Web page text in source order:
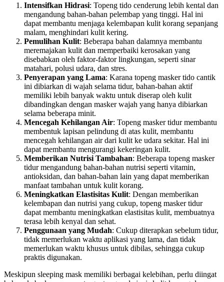
Intensifkan Hidrasi: Topeng tido cenderung lebih kental dan
mengandung bahan-bahan pelembap yang tinggi. Hal ini
dapat membantu menjaga kelembapan kulit korang sepanjang
malam, menghindari kulit kering.
Pemulihan Kulit: Beberapa bahan dalamnya membantu
meremajakan kulit dan memperbaiki kerosakan yang
disebabkan oleh faktor-faktor lingkungan, seperti sinar
matahari, polusi udara, dan stres.
Penyerapan yang Lama: Karana topeng masker tido cantik
ini dibiarkan di wajah selama tidur, bahan-bahan aktif
memiliki lebih banyak waktu untuk diserap oleh kulit
dibandingkan dengan masker wajah yang hanya dibiarkan
selama beberapa minit.
Mencegah Kehilangan Air: Topeng masker tidur membantu
membentuk lapisan pelindung di atas kulit, membantu
mencegah kehilangan air dari kulit ke udara sekitar. Hal ini
dapat membantu mengurangi kekeringan kulit.
Memberikan Nutrisi Tambahan: Beberapa topeng masker
tidur mengandung bahan-bahan nutrisi seperti vitamin,
antioksidan, dan bahan-bahan lain yang dapat memberikan
manfaat tambahan untuk kulit korang.
Meningkatkan Elastisitas Kulit: Dengan memberikan
kelembapan dan nutrisi yang cukup, topeng masker tidur
dapat membantu meningkatkan elastisitas kulit, membuatnya
terasa lebih kenyal dan sehat.
Penggunaan yang Mudah: Cukup diterapkan sebelum tidur,
tidak memerlukan waktu aplikasi yang lama, dan tidak
memerlukan waktu khusus untuk dibilas, sehingga cukup
praktis digunakan.
Meskipun sleeping mask memiliki berbagai kelebihan, perlu diingat